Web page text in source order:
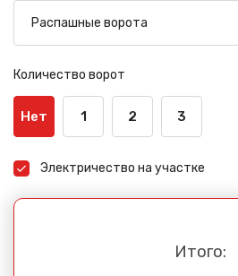
Количество ворот
Нет 1 2 3
Электричество на участке
Итого: